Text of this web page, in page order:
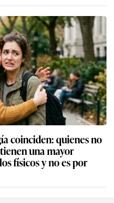
coinciden: quienes no
una mayor
físicos y no es por